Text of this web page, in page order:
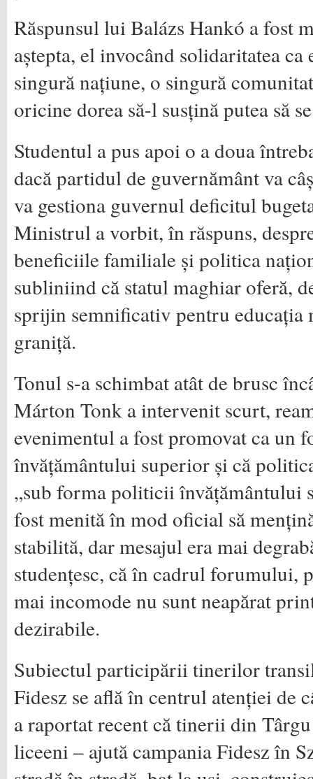
Răspunsul lui Balázs Hankó a fost
aștepta, el invocând solidaritatea
singură națiune, o singură
oricine dorea să-l susțină putea să
Studentul a pus apoi o a doua
dacă partidul de guvernământ va
va gestiona guvernul deficitul
Ministrul a vorbit, în răspuns,
beneficiile familiale și politica
subliniind că statul maghiar oferă,
sprijin semnificativ pentru educația
graniță.
Tonul s-a schimbat atât de brusc
Márton Tonk a intervenit scurt,
evenimentul a fost promovat ca un
învățământului superior și că
„sub forma politicii învățământului
fost menită în mod oficial să
stabilită, dar mesajul era mai
studențesc, că în cadrul forumului,
mai incomode nu sunt neapărat
dezirabile.
Subiectul participării tinerilor
Fidesz se află în centrul atenției de
a raportat recent că tinerii din
liceeni – ajută campania Fidesz în